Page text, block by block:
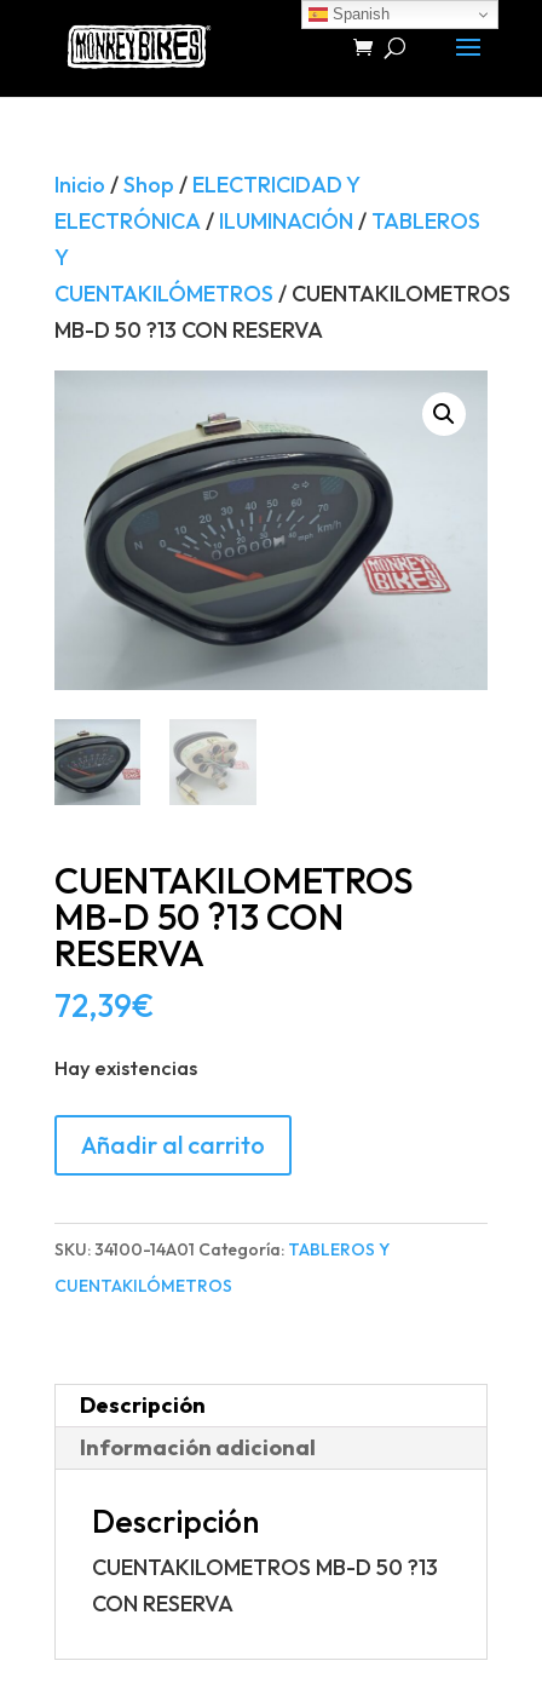
Búsqueda
productos
Inicio /Shop / ELECTRICIDAD Y
ELECTRÓNICA/ ILUMINACIÓN / TABLEROS
Y
CUENTAKILÓMETROS / CUENTAKILOMETROS
MB-D 50 ?13 CON RESERVA
CUENTAKILOMETROS
MB-D 50 ?13 CON
RESERVA
72,39€
Hay existencias
CUENTAKILOMETROS
MB-
50
?
RESERVA
cantidad
Añadir al carrito
SKU:34100-14A01 Categoría: TABLEROS Y
CUENTAKILÓMETROS
Descripción
Información adicional
Descripción
CUENTAKILOMETROS MB-D 50 ?13
CON RESERVA
Spanish